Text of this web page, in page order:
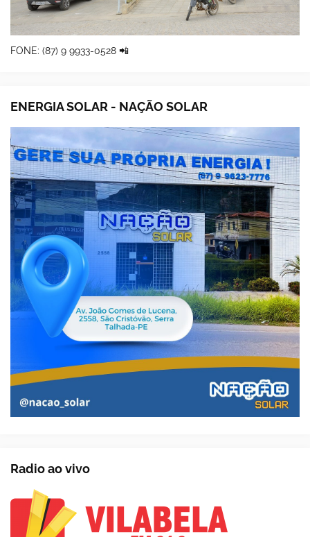
FONE: (87) 9 9933-0528 📲
ENERGIA SOLAR - NAÇÃO SOLAR
Radio ao vivo